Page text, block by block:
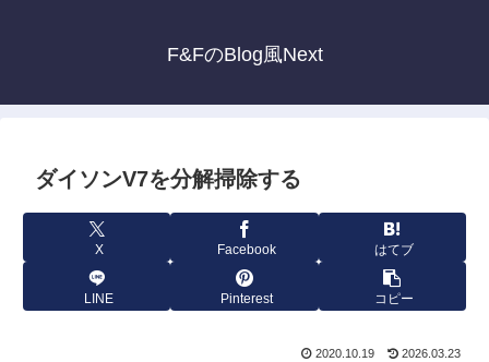
F&FのBlog風Next
ダイソンV7を分解掃除する
X Facebook はてブ
LINE Pinterest コピー
2020.10.19 2026.03.23